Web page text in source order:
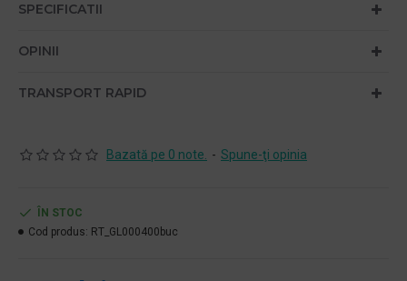
SPECIFICATII
OPINII
TRANSPORT RAPID
Bazată pe 0 note. - Spune-ţi opinia
ÎN STOC
Cod produs: RT_GL000400buc